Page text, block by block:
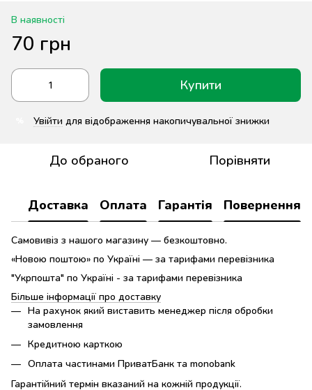
В наявності
70 грн
Купити
Увійти для відображення накопичувальної знижки
До обраного Порівняти
Доставка Оплата Гарантія Повернення
Самовивіз з нашого магазину — безкоштовно.
«Новою поштою» по Україні — за тарифами перевізника
"Укрпошта" по Україні - за тарифами перевізника
Більше інформації про доставку
На рахунок який виставить менеджер після обробки
замовлення
Кредитною карткою
Оплата частинами ПриватБанк та monobank
Гарантійний термін вказаний на кожній продукції.